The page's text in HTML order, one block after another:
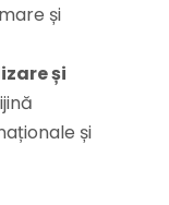
și
și
și